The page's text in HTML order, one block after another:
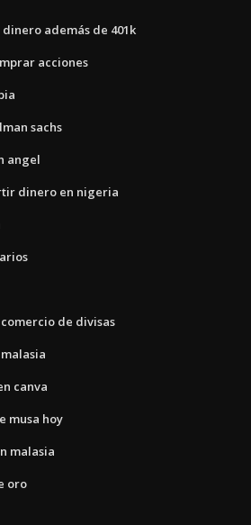
además de 401k
acciones
sachs
angel
dinero en nigeria
de divisas
canva
musa hoy
malasia
oro